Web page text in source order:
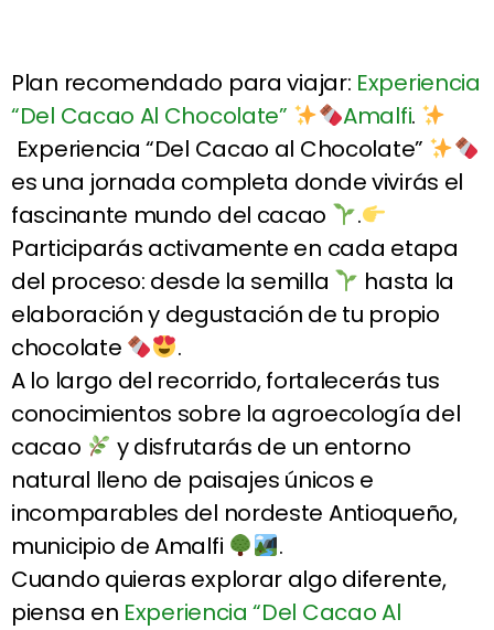
Plan recomendado para viajar: Experiencia
“Del Cacao Al Chocolate”
Amalfi.
Experiencia “Del Cacao al Chocolate”
es una jornada completa donde vivirás el
fascinante mundo del cacao
.
Participarás activamente en cada etapa
del proceso: desde la semilla
hasta la
elaboración y degustación de tu propio
chocolate
.
A lo largo del recorrido, fortalecerás tus
conocimientos sobre la agroecología del
cacao
y disfrutarás de un entorno
natural lleno de paisajes únicos e
incomparables del nordeste Antioqueño,
municipio de Amalfi
.
Cuando quieras explorar algo diferente,
piensa en Experiencia “Del Cacao Al